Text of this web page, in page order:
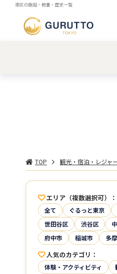
港区の施設・教養・歴史一覧
TOP 観光・宿泊・レジャ
エリア（複数選択可）
全て ぐるっと東京
世田谷区
渋谷区
府中市
稲城市 多
人気のカテゴリ
体験・アクティビティ